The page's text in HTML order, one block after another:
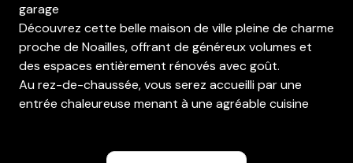
garage
Découvrez cette belle maison de ville pleine de charme
proche de Noailles, offrant de généreux volumes et
des espaces entièrement rénovés avec goût.
Au rez-de-chaussée, vous serez accueilli par une
entrée chaleureuse menant à une agréable cuisine